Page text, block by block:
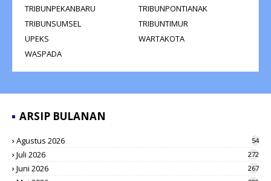
TRIBUNPEKANBARU
TRIBUNPONTIANAK
TRIBUNSUMSEL
TRIBUNTIMUR
UPEKS
WARTAKOTA
WASPADA
ARSIP BULANAN
Agustus 2026 54
Juli 2026 272
Juni 2026 267